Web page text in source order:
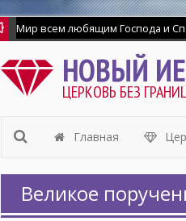
НОВЫЙ
ЦЕРКОВЬ БЕЗ
Главная
Великое